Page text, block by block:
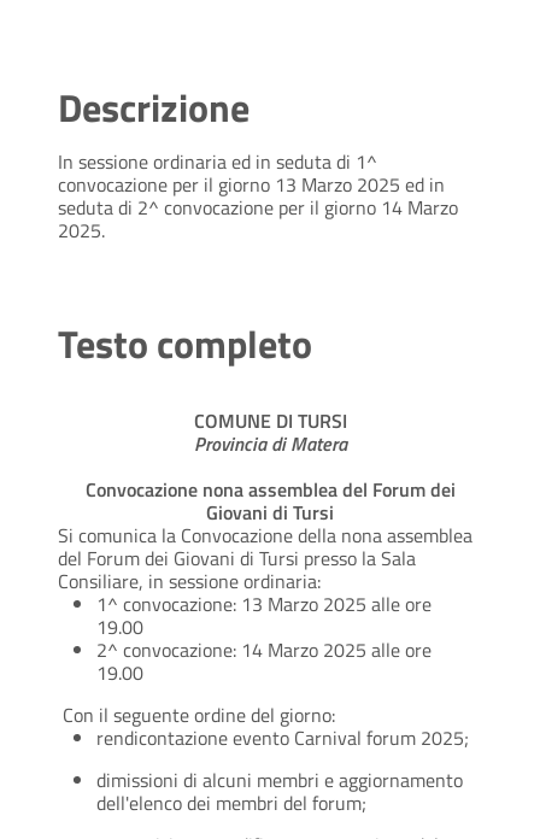
Descrizione
In sessione ordinaria ed in seduta di 1^
convocazione per il giorno 13 Marzo 2025 ed in
seduta di 2^ convocazione per il giorno 14 Marzo
2025.
Testo completo
COMUNE DI TURSI
Provincia di Matera
Convocazione nona assemblea del Forum dei
Giovani di Tursi
Si comunica la Convocazione della nona assemblea
del Forum dei Giovani di Tursi presso la Sala
Consiliare, in sessione ordinaria:
1^ convocazione: 13 Marzo 2025 alle ore
19.00
2^ convocazione: 14 Marzo 2025 alle ore
19.00
Con il seguente ordine del giorno:
rendicontazione evento Carnival forum 2025;
dimissioni di alcuni membri e aggiornamento
dell'elenco dei membri del forum;